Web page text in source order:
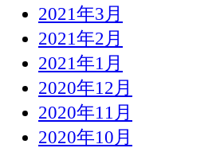
2021年3月
2021年2月
2021年1月
2020年12月
2020年11月
2020年10月